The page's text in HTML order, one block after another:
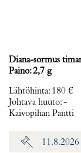
Diana-sormus
Paino: 2,7 g
Lähtöhinta: 180 €
Johtava huuto:-
Kaivopihan Pantti